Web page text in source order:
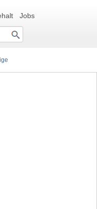
Jobs